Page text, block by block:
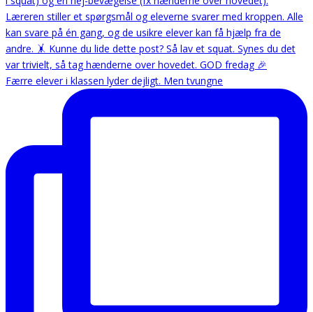
Færre elever i klassen lyder dejligt. Men tvungne